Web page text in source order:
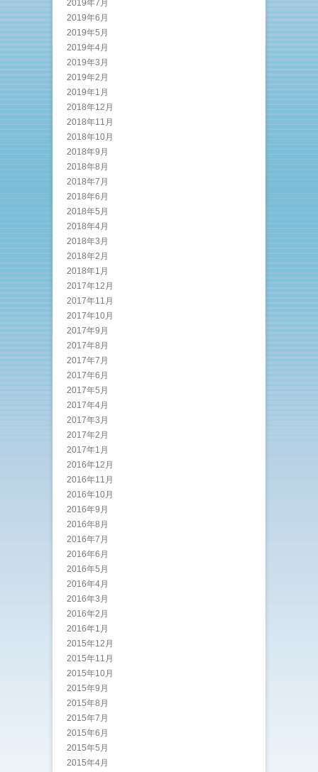
2019年7月
2019年6月
2019年5月
2019年4月
2019年3月
2019年2月
2019年1月
2018年12月
2018年11月
2018年10月
2018年9月
2018年8月
2018年7月
2018年6月
2018年5月
2018年4月
2018年3月
2018年2月
2018年1月
2017年12月
2017年11月
2017年10月
2017年9月
2017年8月
2017年7月
2017年6月
2017年5月
2017年4月
2017年3月
2017年2月
2017年1月
2016年12月
2016年11月
2016年10月
2016年9月
2016年8月
2016年7月
2016年6月
2016年5月
2016年4月
2016年3月
2016年2月
2016年1月
2015年12月
2015年11月
2015年10月
2015年9月
2015年8月
2015年7月
2015年6月
2015年5月
2015年4月